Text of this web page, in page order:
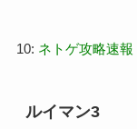
10: ネトゲ攻略速報
ルイマン3